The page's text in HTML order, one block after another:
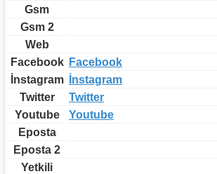
Gsm
Gsm 2
Web
Facebook Facebook
İnstagram
İnstagram
Twitter
Twitter
Youtube
Youtube
Eposta
Eposta 2
Yetkili